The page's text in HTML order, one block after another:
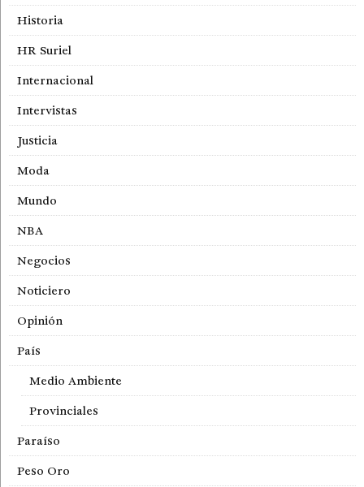
Historia
HR Suriel
Internacional
Intervistas
Justicia
Moda
Mundo
NBA
Negocios
Noticiero
Opinión
País
Medio Ambiente
Provinciales
Paraíso
Peso Oro